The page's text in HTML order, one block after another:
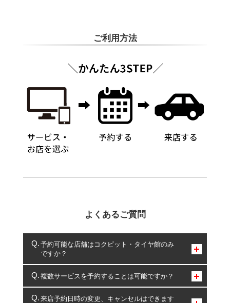
ご利用方法
よくあるご質問
予約可能な店舗はコクピット・タイヤ館のみ
ですか？
コクピット・タイヤ館のみとなります。
複数サービスを予約することは可能ですか？
複数サービスのご予約は可能です。
来店予約日時の変更、キャンセルはできます